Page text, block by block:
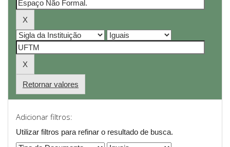
Retornar valores
Adicionar filtros:
Utilizar filtros para refinar o resultado de busca.